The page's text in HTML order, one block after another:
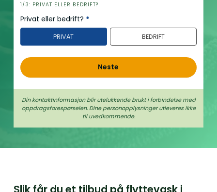
h
e
r
1/3: PRIVAT ELLER BEDRIFT?
Privat eller bedrift? *
PRIVAT BEDRIFT
Neste
Din kontaktinformasjon blir utelukkende brukt i forbindelse med
oppdrags­forespørselen. Dine person­­opplysninger utleveres ikke
til uvedkommende.